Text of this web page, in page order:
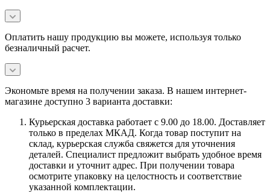
Оплатить нашу продукцию вы можете, используя только
безналичный расчет.
Экономьте время на получении заказа. В нашем интернет-
магазине доступно 3 варианта доставки:
Курьерская доставка работает с 9.00 до 18.00. Доставляет
только в пределах МКАД. Когда товар поступит на
склад, курьерская служба свяжется для уточнения
деталей. Специалист предложит выбрать удобное время
доставки и уточнит адрес. При получении товара
осмотрите упаковку на целостность и соответствие
указанной комплектации.